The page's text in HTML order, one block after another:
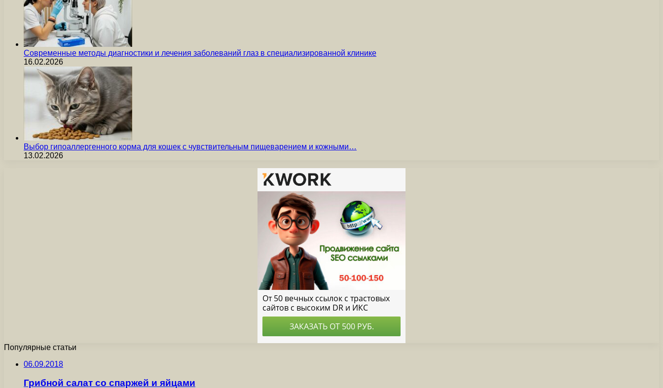
Современные методы диагностики и лечения заболеваний глаз в специализированной клинике
16.02.2026
Выбор гипоаллергенного корма для кошек с чувствительным пищеварением и кожными…
13.02.2026
Популярные статьи
06.09.2018
Грибной салат со спаржей и яйцами